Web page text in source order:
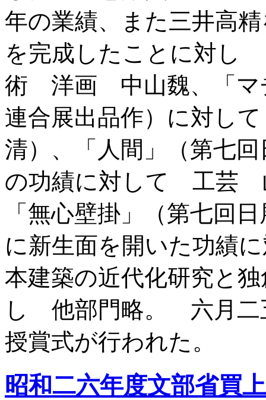
年の業績、また三井高
を完成したことに対し
術 洋画 中山魏、「マ
連合展出品作）に対し
清）、「人間」（第七
の功績に対して 工芸
「無心壁掛」（第七回
に新生面を開いた功績
本建築の近代化研究と
し 他部門略。 六月二
授賞式が行われた。
昭和二六年度文部省買